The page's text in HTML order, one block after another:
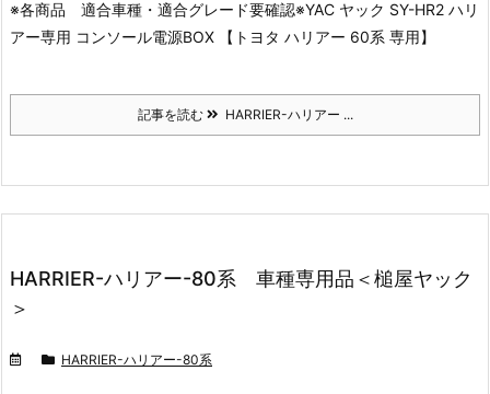
※各商品 適合車種・適合グレード要確認※YAC ヤック SY-HR2 ハリ
アー専用 コンソール電源BOX 【トヨタ ハリアー 60系 専用】
記事を読む HARRIER-ハリアー ...
HARRIER-ハリアー-80系 車種専用品＜槌屋ヤック
＞
HARRIER-ハリアー-80系